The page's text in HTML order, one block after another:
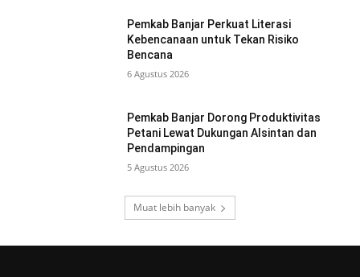
Pemkab Banjar Perkuat Literasi
Kebencanaan untuk Tekan Risiko
Bencana
6 Agustus 2026
Pemkab Banjar Dorong Produktivitas
Petani Lewat Dukungan Alsintan dan
Pendampingan
5 Agustus 2026
Muat lebih banyak